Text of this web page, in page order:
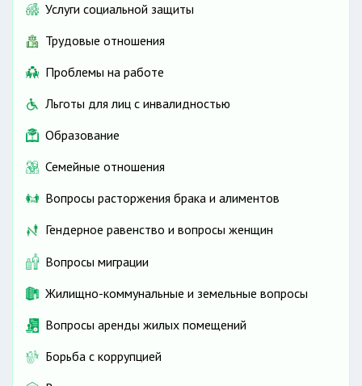
Услуги социальной защиты
Трудовые отношения
Проблемы на работе
Льготы для лиц с инвалидностью
Образование
Семейные отношения
Вопросы расторжения брака и алиментов
Гендерное равенство и вопросы женщин
Вопросы миграции
Жилищно-коммунальные и земельные вопросы
Вопросы аренды жилых помещений
Борьба с коррупцией